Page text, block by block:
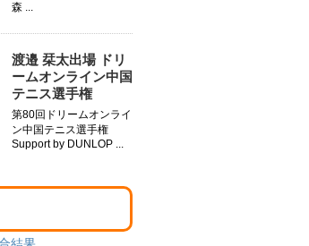
森 ...
渡邉 栞太出場 ドリ
ームオンライン中国
テニス選手権
第80回ドリームオンライ
ン中国テニス選手権
Support by DUNLOP ...